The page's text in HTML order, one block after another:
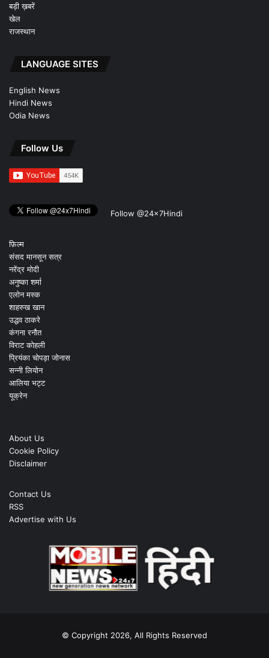
बड़ी ख़बरें
खेल
राजस्थान
LANGUAGE SITES
English News
Hindi News
Odia News
Follow Us
Follow @24x7Hindi
फ़िल्म
संसद मानसून सत्र
नरेंद्र मोदी
अनुष्का शर्मा
एलोन मस्क
शाहरुख खान
उद्धव ठाकरे
कंगना रनौत
विराट कोहली
प्रियंका चोपड़ा जोनास
सन्नी लियोन
आलिया भट्ट
यूक्रेन
About Us
Cookie Policy
Disclaimer
Contact Us
RSS
Advertise with Us
© Copyright 2026, All Rights Reserved